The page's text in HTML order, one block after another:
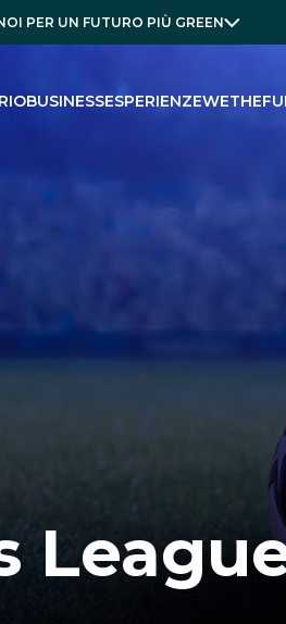
PER UN FUTURO PIÙ GREEN
BUSINESSESPERIENZE